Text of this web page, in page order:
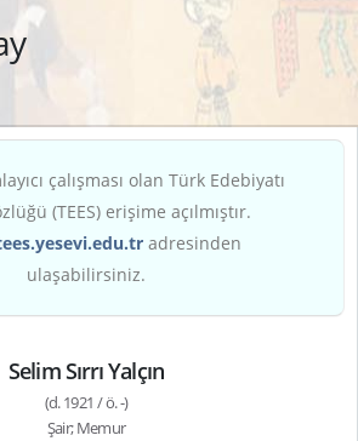
çalışması olan Türk Edebiyatı
(TEES) erişime açılmıştır.
adresinden
ulaşabilirsiniz.
Selim Sırrı Yalçın
(d. 1921 / ö. -)
Şair; Memur